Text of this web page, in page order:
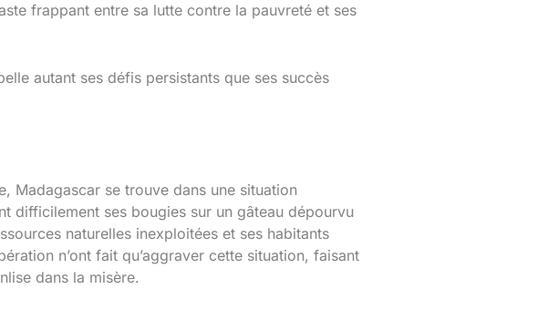
frappant entre sa lutte contre la pauvreté et ses
autant ses défis persistants que ses succès
Madagascar se trouve dans une situation
difficilement ses bougies sur un gâteau dépourvu
naturelles inexploitées et ses habitants
n’ont fait qu’aggraver cette situation, faisant
dans la misère.